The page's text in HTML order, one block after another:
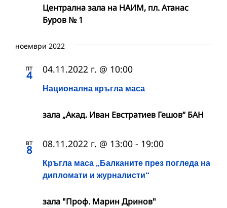
Централна зала на НАИМ, пл. Атанас
Буров № 1
ноември 2022
пт
4
Национална кръгла маса
04.11.2022 г. @ 10:00
зала „Акад. Иван Евстратиев Гешов“ БАН
вт
8
Кръгла маса „Балканите прeз погледа на
дипломати и журналисти“
08.11.2022 г. @ 13:00 - 19:00
зала "Проф. Марин Дринов"